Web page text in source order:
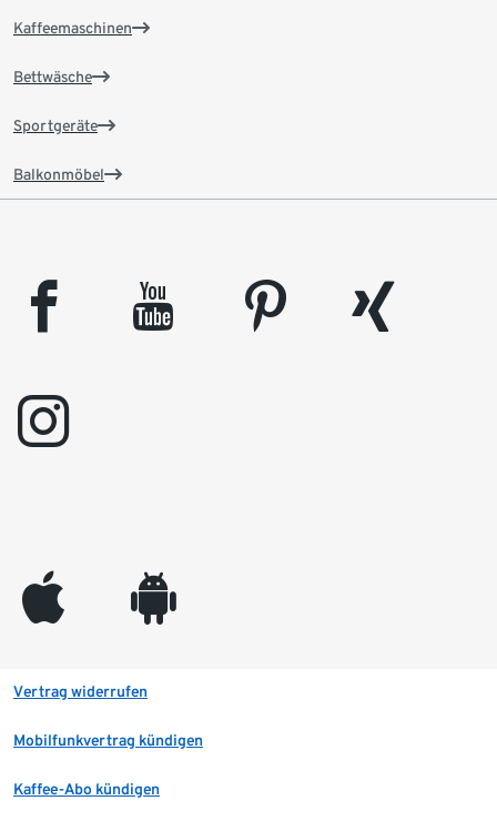
Kaffeemaschinen
Bettwäsche
Sportgeräte
Balkonmöbel
facebook youtube pinterest
xing
instagram
appleinc android
Vertrag widerrufen
Mobilfunkvertrag kündigen
Kaffee-Abo kündigen